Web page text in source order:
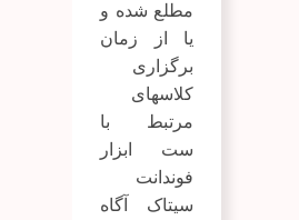
مطلع شده و
یا از زمان
برگزاری
کلاسهای
مرتبط با
ست ابزار
فوندانت
سیتاک آگاه